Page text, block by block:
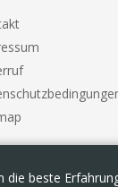
die beste